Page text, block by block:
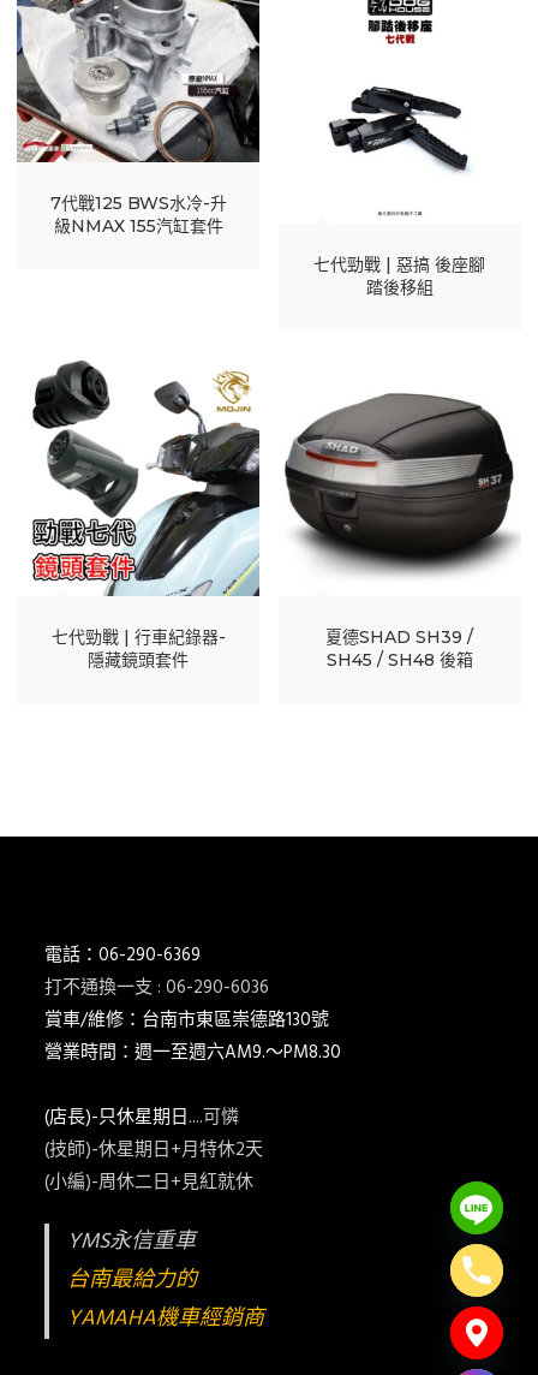
7代戰125 BWS水冷-升
級NMAX 155汽缸套件
七代勁戰 | 惡搞 後座腳
踏後移組
七代勁戰 | 行車紀錄器-
隱藏鏡頭套件
夏德SHAD SH39 /
SH45 / SH48 後箱
電話：06-290-6369
打不通換一支 : 06-290-6036
賞車/維修：台南市東區崇德路130號
營業時間：週一至週六AM9.～PM8.30
(店長)-只休星期日....可憐
(技師)-休星期日+月特休2天
(小編)-周休二日+見紅就休
YMS永信重車
台南最給力的
YAMAHA機車經銷商